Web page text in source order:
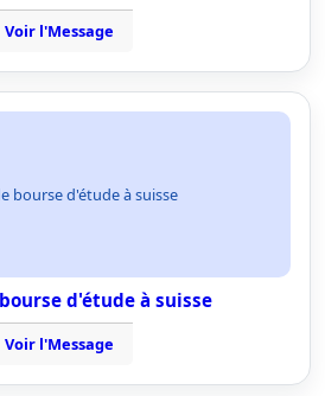
Voir l'Message
bourse d'étude à suisse
d'étude à suisse
Voir l'Message